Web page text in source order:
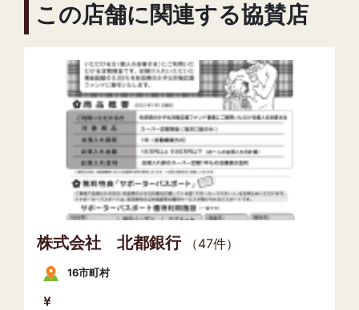
この店舗に関連する協賛店
株式会社 北都銀行 （47件）
16市町村